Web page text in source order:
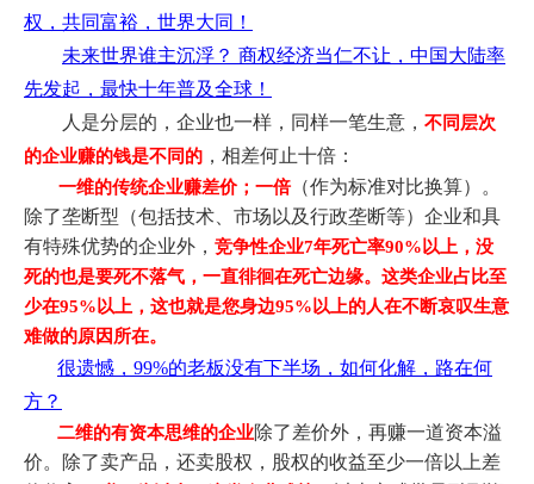
权，共同富裕，世界大同！
未来世界谁主沉浮？ 商权经济当仁不让，中国大陆率
先发起，最快十年普及全球！
人是分层的， 企业也一样，同样一笔生意， 不同层次
的企业赚的钱是不同的 ，相差何止十倍：
一维的传统企业赚差价；一倍（作为标准对比换算）
。
除了垄断型（包括技术、市场以及行政垄断等）企业和具
有特殊优势的企业外， 竞争性企业7年死亡率90%以上，没
死的也是要死不落气，一直徘徊在死亡边缘。这类企业占比至
少在95%以上，这也就是您身边95%以上的人在不断哀叹生意
难做的原因所在。
很遗憾，99%的老板没有下半场，如何化解，路在何
方？
二维的有资本思维的企业除了差价外，再赚一道资本溢
价。除了卖产品，还卖股权，股权的收益至少一倍以上差